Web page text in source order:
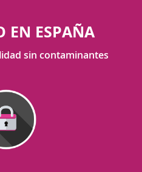
EN ESPAÑA
sin contaminantes